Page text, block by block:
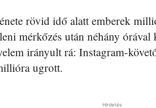
rövid idő alatt emberek
mérkőzés után néhány órával
irányult rá: Instagram-
ugrott.
Hirdetés